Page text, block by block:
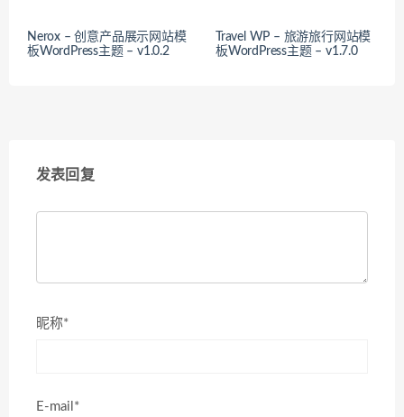
Nerox – 创意产品展示网站模
板WordPress主题 – v1.0.2
Travel WP – 旅游旅行网站模
板WordPress主题 – v1.7.0
发表回复
昵称*
E-mail*